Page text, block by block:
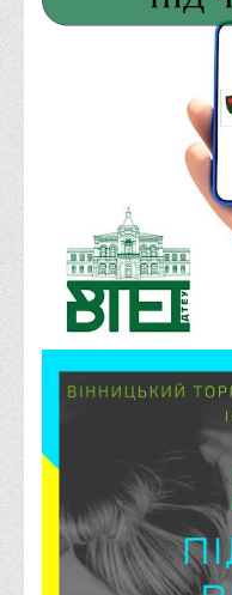
Обліку та
Іноземної філології
Реклами та зв'язків
Наукової роботи та
Здобутки
Матеріали
Міжнародна
Закордонні
Програми
Програми
Міжнародні
Корисні
Навчально-